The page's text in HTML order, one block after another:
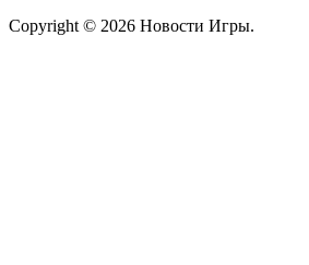
Copyright © 2026 Новости Игры.